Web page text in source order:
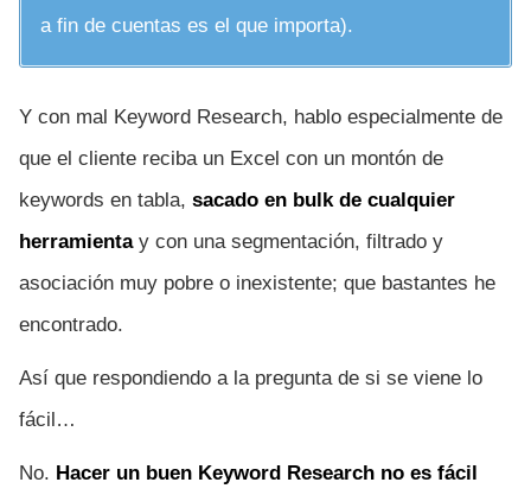
a fin de cuentas es el que importa).
Y con mal Keyword Research, hablo especialmente de
que el cliente reciba un Excel con un montón de
keywords en tabla, sacado en bulk de cualquier
herramientay con una segmentación, filtrado y
asociación muy pobre o inexistente; que bastantes he
encontrado.
Así que respondiendo a la pregunta de si se viene lo
fácil…
No. Hacer un buen Keyword Research no es fácil